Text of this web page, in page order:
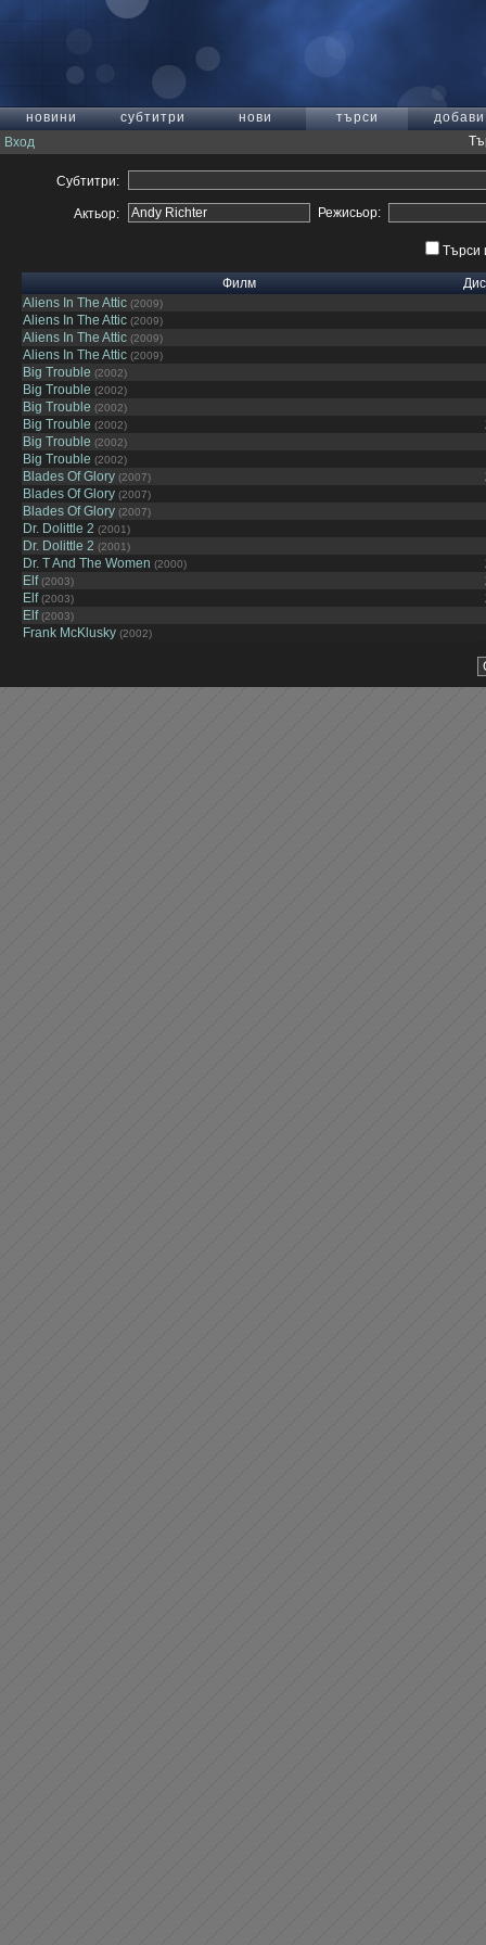
новини субтитри нови търси
добави
Вход
Субтитри:
Актьор: Режисьор:
Търси
Филм
Aliens In The Attic (2009)
Aliens In The Attic (2009)
Aliens In The Attic (2009)
Aliens In The Attic (2009)
Big Trouble (2002)
Big Trouble (2002)
Big Trouble (2002)
Big Trouble (2002)
Big Trouble (2002)
Big Trouble (2002)
Blades Of Glory (2007)
Blades Of Glory (2007)
Blades Of Glory (2007)
Dr. Dolittle 2 (2001)
Dr. Dolittle 2 (2001)
Dr. T And The Women (2000)
Elf(2003)
Elf(2003)
Elf(2003)
Frank McKlusky (2002)